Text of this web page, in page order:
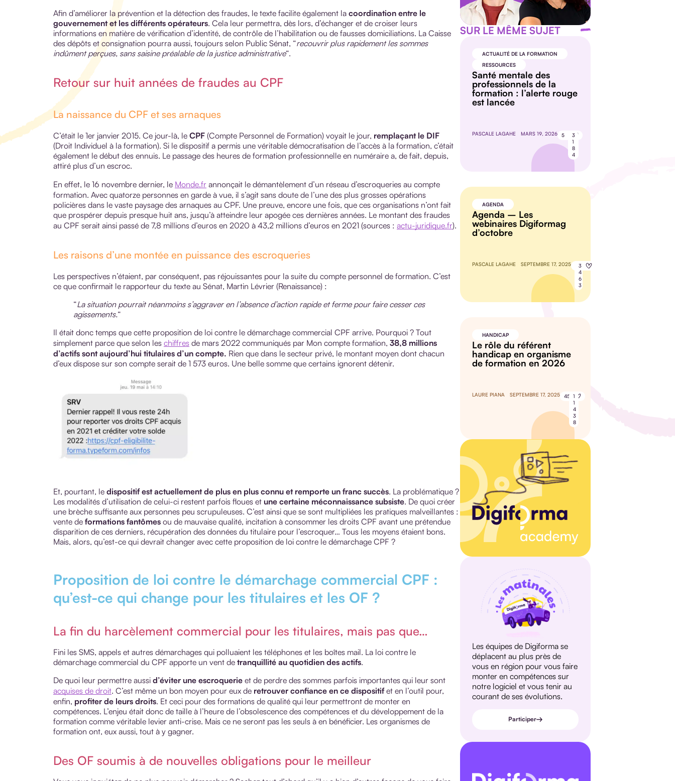
Afin d’améliorer la prévention et la détection des fraudes, le texte facilite également la coordination entre le
gouvernement et les différents opérateurs. Cela leur permettra, dès lors, d’échanger et de croiser leurs
informations en matière de vérification d’identité, de contrôle de l’habilitation ou de fausses domiciliations. La Caisse
des dépôts et consignation pourra aussi, toujours selon Public Sénat, “recouvrir plus rapidement les sommes
indûment perçues, sans saisine préalable de la justice administrative“.
Retour sur huit années de fraudes au CPF
La naissance du CPF et ses arnaques
C’était le 1er janvier 2015. Ce jour-là, le CPF (Compte Personnel de Formation) voyait le jour, remplaçant le DIF
(Droit Individuel à la formation). Si le dispositif a permis une véritable démocratisation de l’accès à la formation, c’était
également le début des ennuis. Le passage des heures de formation professionnelle en numéraire a, de fait, depuis,
attiré plus d’un escroc.
En effet, le 16 novembre dernier, le Monde.fr annonçait le démantèlement d’un réseau d’escroqueries au compte
formation. Avec quatorze personnes en garde à vue, il s’agit sans doute de l’une des plus grosses opérations
policières dans le vaste paysage des arnaques au CPF. Une preuve, encore une fois, que ces organisations n’ont fait
que prospérer depuis presque huit ans, jusqu’à atteindre leur apogée ces dernières années. Le montant des fraudes
au CPF serait ainsi passé de 7,8 millions d’euros en 2020 à 43,2 millions d’euros en 2021 (sources : actu-juridique.fr).
Les raisons d’une montée en puissance des escroqueries
Les perspectives n’étaient, par conséquent, pas réjouissantes pour la suite du compte personnel de formation. C’est
ce que confirmait le rapporteur du texte au Sénat, Martin Lévrier (Renaissance) :
“La situation pourrait néanmoins s’aggraver en l’absence d’action rapide et ferme pour faire cesser ces
agissements.“
Il était donc temps que cette proposition de loi contre le démarchage commercial CPF arrive. Pourquoi ? Tout
simplement parce que selon les chiffres de mars 2022 communiqués par Mon compte formation, 38,8 millions
d’actifs sont aujourd’hui titulaires d’un compte. Rien que dans le secteur privé, le montant moyen dont chacun
d’eux dispose sur son compte serait de 1 573 euros. Une belle somme que certains ignorent détenir.
Et, pourtant, le dispositif est actuellement de plus en plus connu et remporte un franc succès. La problématique ?
Les modalités d’utilisation de celui-ci restent parfois floues et une certaine méconnaissance subsiste. De quoi créer
une brèche suffisante aux personnes peu scrupuleuses. C’est ainsi que se sont multipliées les pratiques malveillantes :
vente de formations fantômes ou de mauvaise qualité, incitation à consommer les droits CPF avant une prétendue
disparition de ces derniers, récupération des données du titulaire pour l’escroquer… Tous les moyens étaient bons.
Mais, alors, qu’est-ce qui devrait changer avec cette proposition de loi contre le démarchage CPF ?
Proposition de loi contre le démarchage commercial CPF :
qu’est-ce qui change pour les titulaires et les OF ?
La fin du harcèlement commercial pour les titulaires, mais pas que…
Fini les SMS, appels et autres démarchages qui polluaient les téléphones et les boîtes mail. La loi contre le
démarchage commercial du CPF apporte un vent de tranquillité au quotidien des actifs.
De quoi leur permettre aussi d’éviter une escroquerie et de perdre des sommes parfois importantes qui leur sont
acquises de droit. C’est même un bon moyen pour eux de retrouver confiance en ce dispositifet en l’outil pour,
enfin, profiter de leurs droits. Et ceci pour des formations de qualité qui leur permettront de monter en
compétences. L’enjeu était donc de taille à l’heure de l’obsolescence des compétences et du développement de la
formation comme véritable levier anti-crise. Mais ce ne seront pas les seuls à en bénéficier. Les organismes de
formation ont, eux aussi, tout à y gagner.
Des OF soumis à de nouvelles obligations pour le meilleur
SUR LE MÊME SUJET
ACTUALITÉ DE LA FORMATION
RESSOURCES
Santé mentale des
professionnels de la
formation : l’alerte rouge
est lancée
PASCALE LAGAHE MARS 19, 2026 5
3
1
8
4
AGENDA
Agenda – Les
webinaires Digiformag
d’octobre
PASCALE LAGAHE SEPTEMBRE 17, 2025
3
4
6
3
HANDICAP
Le rôle du référent
handicap en organisme
de formation en 2026
LAURE PIANA SEPTEMBRE 17, 2025 45 1
1
4
3
8
Les équipes de Digiforma se
déplacent au plus près de
vous en région pour vous faire
monter en compétences sur
notre logiciel et vous tenir au
courant de ses évolutions.
Participer